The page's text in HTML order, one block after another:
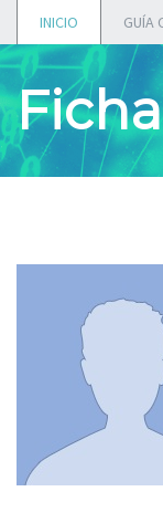
INICIO GUÍA